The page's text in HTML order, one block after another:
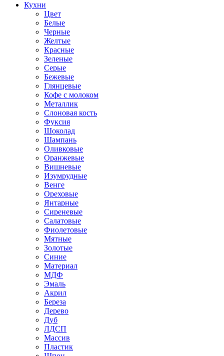
Кухни
Цвет
Белые
Черные
Желтые
Красные
Зеленые
Серые
Бежевые
Глянцевые
Кофе с молоком
Металлик
Слоновая кость
Фуксия
Шоколад
Шампань
Оливковые
Оранжевые
Вишневые
Изумрудные
Венге
Ореховые
Янтарные
Сиреневые
Салатовые
Фиолетовые
Мятные
Золотые
Синие
Материал
МДФ
Эмаль
Акрил
Береза
Дерево
Дуб
ЛДСП
Массив
Пластик